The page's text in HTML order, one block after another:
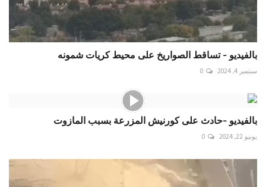
بالفيديو - تساقط الصواريخ على محيط كريات شمونه
سبتمبر 4, 2024 0
بالفيديو -حادث على كورنيش المزرعة بسبب المازوت
يونيو 22, 2024 0